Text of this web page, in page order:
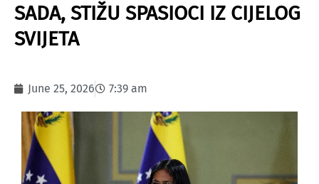
SADA, STIŽU SPASIOCI IZ CIJELOG
SVIJETA
June 25, 2026 7:39 am